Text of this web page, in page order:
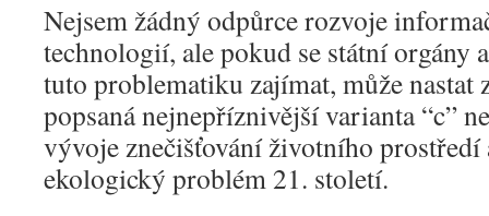
Nejsem žádný odpůrce rozvoje
technologií, ale pokud se státní orgány
tuto problematiku zajímat, může nastat
popsaná nejnepříznivější varianta “c”
vývoje znečišťování životního prostředí
ekologický problém 21. století.